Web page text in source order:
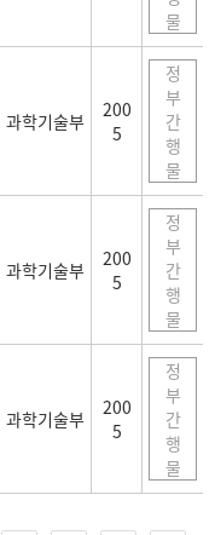
물
과학기술부
200
5
정
부
간
행
물
과학기술부
200
5
정
부
간
행
물
과학기술부
200
5
정
부
간
행
물